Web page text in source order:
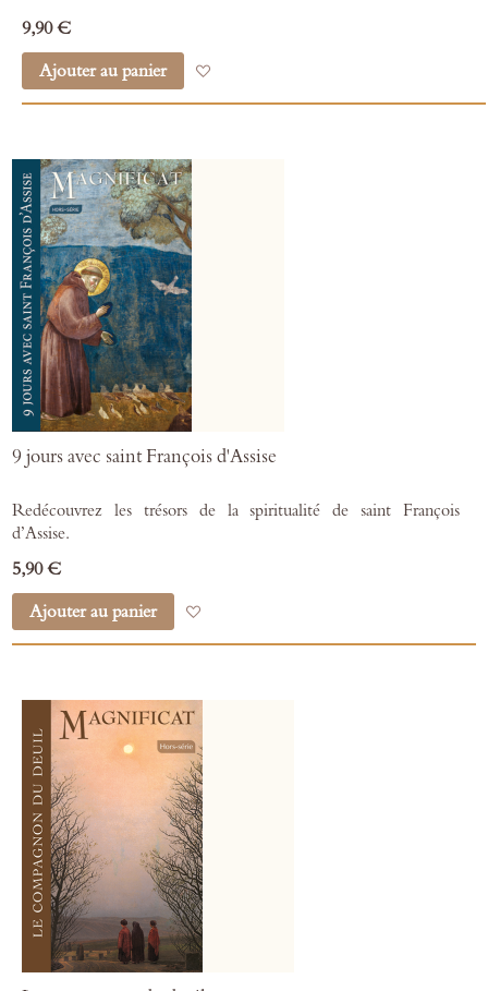
9,90 €
Ajouter au panier
9 jours avec saint François d'Assise
Redécouvrez les trésors de la spiritualité de saint François
d’Assise.
5,90 €
Ajouter au panier